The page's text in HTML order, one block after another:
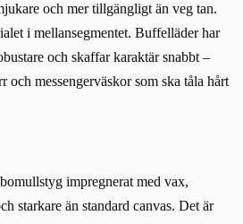
och mer tillgängligt än veg tan.
i mellansegmentet. Buffelläder har
och skaffar karaktär snabbt –
och messengerväskor som ska tåla hårt
impregnerat med vax,
starkare än standard canvas. Det är